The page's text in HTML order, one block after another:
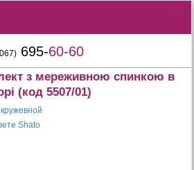
695-60-60
з мереживною спинкою в
(код 5507/01)